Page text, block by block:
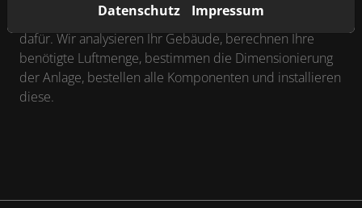
eingebaut werden, jedoch eignet sich nicht jeder Altbau
dafür. Wir analysieren Ihr Gebäude, berechnen Ihre
benötigte Luftmenge, bestimmen die Dimensionierung
der Anlage, bestellen alle Komponenten und installieren
diese.
Datenschutz Impressum